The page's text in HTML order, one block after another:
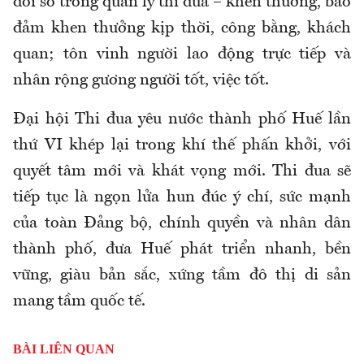
đảm khen thưởng kịp thời, công bằng, khách
quan; tôn vinh người lao động trực tiếp và
nhân rộng gương người tốt, việc tốt.
Đại hội Thi đua yêu nước thành phố Huế lần
thứ VI khép lại trong khí thế phấn khởi, với
quyết tâm mới và khát vọng mới. Thi đua sẽ
tiếp tục là ngọn lửa hun đúc ý chí, sức mạnh
của toàn Đảng bộ, chính quyền và nhân dân
thành phố, đưa Huế phát triển nhanh, bền
vững, giàu bản sắc, xứng tầm đô thị di sản
mang tầm quốc tế.
BÀI LIÊN QUAN